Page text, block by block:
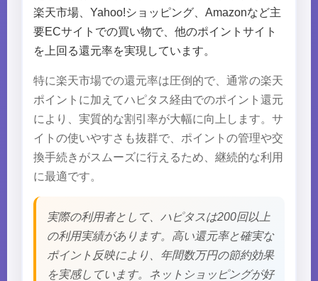
楽天市場、Yahoo!ショッピング、Amazonなど主
要ECサイトでの買い物で、他のポイントサイト
を上回る還元率を実現しています。
特に楽天市場での還元率は圧倒的で、通常の楽天
ポイントに加えてハピタス経由でのポイント還元
により、実質的な割引率が大幅に向上します。サ
イトの使いやすさも抜群で、ポイントの管理や交
換手続きがスムーズに行えるため、継続的な利用
に最適です。
実際の利用者として、ハピタスは200回以上
の利用実績があります。高い還元率と確実な
ポイント反映により、年間数万円の節約効果
を実感しています。ネットショッピングが好